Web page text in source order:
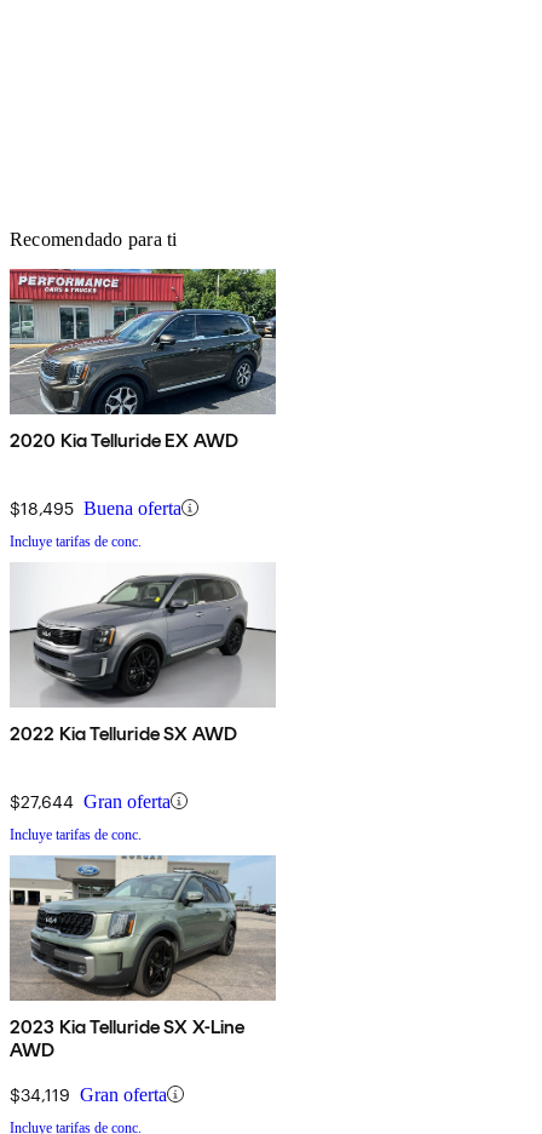
Recomendado para ti
2020 Kia Telluride EX AWD
$18,495 Buena oferta
Incluye tarifas de conc.
2022 Kia Telluride SX AWD
$27,644 Gran oferta
Incluye tarifas de conc.
2023 Kia Telluride SX X-Line
AWD
$34,119 Gran oferta
Incluye tarifas de conc.